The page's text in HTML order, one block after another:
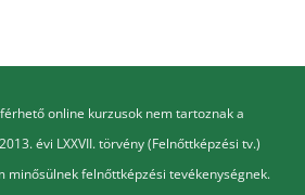
online kurzusok nem tartoznak a
évi LXXVII. törvény (Felnőttképzési tv.)
minősülnek felnőttképzési tevékenységnek.